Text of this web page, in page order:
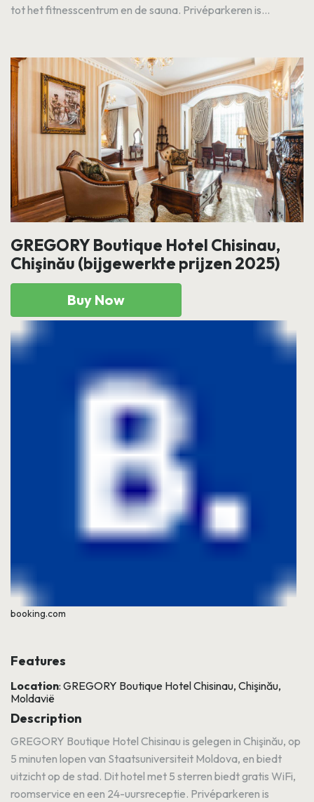
tot het fitnesscentrum en de sauna. Privéparkeren is...
GREGORY Boutique Hotel Chisinau,
Chişinău (bijgewerkte prijzen 2025)
Buy Now
booking.com
Features
Location: GREGORY Boutique Hotel Chisinau, Chişinău,
Moldavië
Description
GREGORY Boutique Hotel Chisinau is gelegen in Chişinău, op
5 minuten lopen van Staatsuniversiteit Moldova, en biedt
uitzicht op de stad. Dit hotel met 5 sterren biedt gratis WiFi,
roomservice en een 24-uursreceptie. Privéparkeren is